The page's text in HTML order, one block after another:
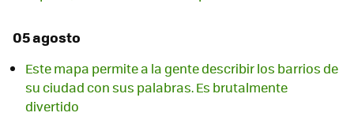
05 agosto
Este mapa permite a la gente describir los barrios de
su ciudad con sus palabras. Es brutalmente
divertido